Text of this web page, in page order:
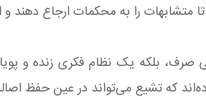
را به محکمات ارجاع دهند و
بلکه یک نظام فکری زنده و
که تشیع می‌تواند در عین حفظ